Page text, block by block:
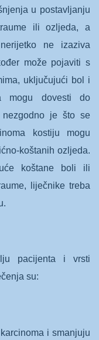
u postavljanju
ili ozljeda, a
ne izaziva
može pojaviti s
uključujući bol i
mogu dovesti do
je što se
kostiju mogu
koštanih ozljeda.
koštane boli ili
liječnike treba
pacijenta i vrsti
su:
i smanjuju